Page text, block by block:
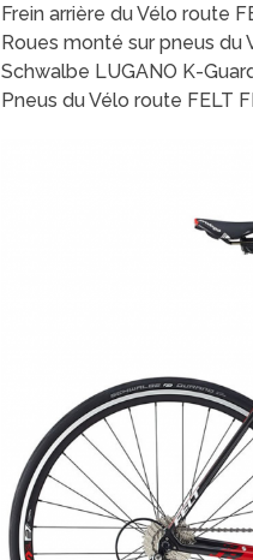
Frein arrière du Vélo route
Roues monté sur pneus du
Schwalbe LUGANO K-
Pneus du Vélo route FELT